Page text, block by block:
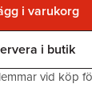
i varukorg
i butik
vid köp